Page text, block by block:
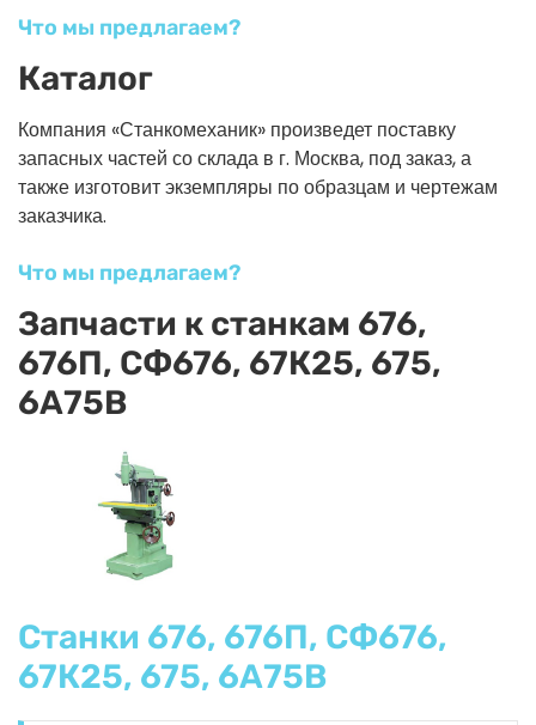
Что мы предлагаем?
Каталог
Компания «Станкомеханик» произведет поставку
запасных частей со склада в г. Москва, под заказ, а
также изготовит экземпляры по образцам и чертежам
заказчика.
Что мы предлагаем?
Запчасти к станкам 676,
676П, СФ676, 67К25, 675,
6А75В
Станки 676, 676П, СФ676,
67К25, 675, 6А75В